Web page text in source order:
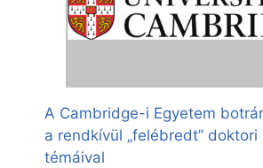
A Cambridge-i Egyetem
a rendkívül „felébredt”
témáival